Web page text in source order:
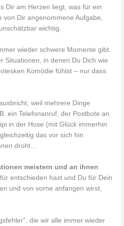
Dir am Herzen liegt, was für ein
von Dir angenommene Aufgabe,
wichtig.
wieder schwere Momente gibt.
Situationen, in denen Du Dich wie
Komödie fühlst – nur dass
weil mehrere Dinge
ein Telefonanruf, der Postbote an
in der Hose (mit Glück immerhin
das vor sich hin
droht…
meistern und an ihnen
entschieden hast und Du für Dein
und von vorne anfangen wirst,
die wir alle immer wieder